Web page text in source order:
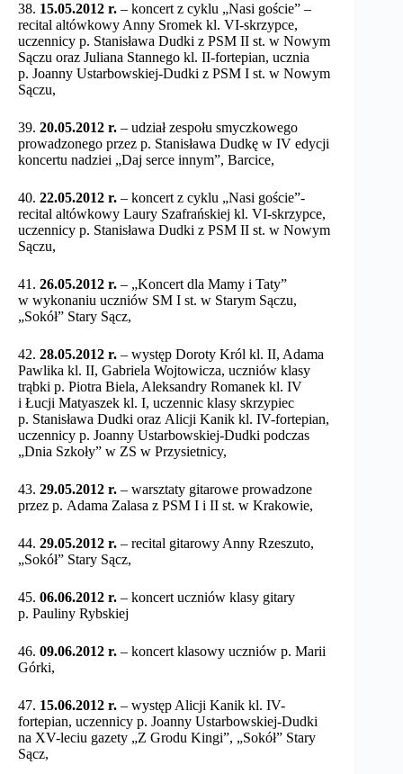
38. 15.05.2012 r. – koncert z cyklu „Nasi goście” –
recital altówkowy Anny Sromek kl. VI-skrzypce,
uczennicy p. Stanisława Dudki z PSM II st. w Nowym
Sączu oraz Juliana Stannego kl. II-fortepian, ucznia
p. Joanny Ustarbowskiej-Dudki z PSM I st. w Nowym
Sączu,
39. 20.05.2012 r. – udział zespołu smyczkowego
prowadzonego przez p. Stanisława Dudkę w IV edycji
koncertu nadziei „Daj serce innym”, Barcice,
40. 22.05.2012 r. – koncert z cyklu „Nasi goście”-
recital altówkowy Laury Szafrańskiej kl. VI-skrzypce,
uczennicy p. Stanisława Dudki z PSM II st. w Nowym
Sączu,
41. 26.05.2012 r. – „Koncert dla Mamy i Taty”
w wykonaniu uczniów SM I st. w Starym Sączu,
„Sokół” Stary Sącz,
42. 28.05.2012 r. – występ Doroty Król kl. II, Adama
Pawlika kl. II, Gabriela Wojtowicza, uczniów klasy
trąbki p. Piotra Biela, Aleksandry Romanek kl. IV
i Łucji Matyaszek kl. I, uczennic klasy skrzypiec
p. Stanisława Dudki oraz Alicji Kanik kl. IV-fortepian,
uczennicy p. Joanny Ustarbowskiej-Dudki podczas
„Dnia Szkoły” w ZS w Przysietnicy,
43. 29.05.2012 r. – warsztaty gitarowe prowadzone
przez p. Adama Zalasa z PSM I i II st. w Krakowie,
44. 29.05.2012 r. – recital gitarowy Anny Rzeszuto,
„Sokół” Stary Sącz,
45. 06.06.2012 r. – koncert uczniów klasy gitary
p. Pauliny Rybskiej
46. 09.06.2012 r. – koncert klasowy uczniów p. Marii
Górki,
47. 15.06.2012 r. – występ Alicji Kanik kl. IV-
fortepian, uczennicy p. Joanny Ustarbowskiej-Dudki
na XV-leciu gazety „Z Grodu Kingi”, „Sokół” Stary
Sącz,